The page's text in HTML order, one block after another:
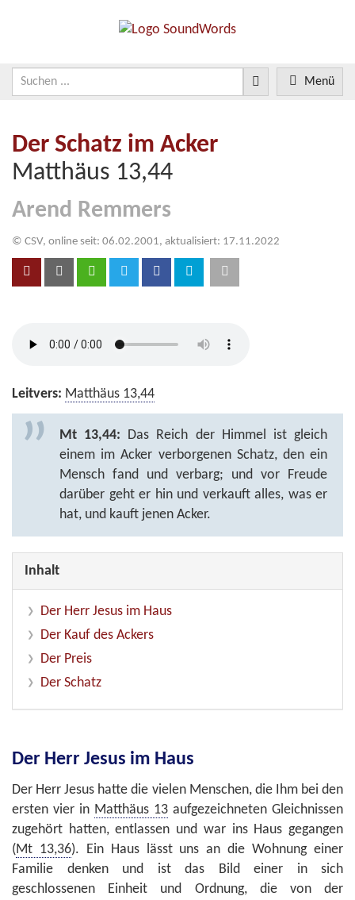
Menü
Der Schatz im Acker
Matthäus 13,44
Arend Remmers
© CSV, online seit: 06.02.2001, aktualisiert: 17.11.2022
Leitvers: Matthäus 13,44
Mt 13,44: Das Reich der Himmel ist gleich
einem im Acker verborgenen Schatz, den ein
Mensch fand und verbarg; und vor Freude
darüber geht er hin und verkauft alles, was er
hat, und kauft jenen Acker.
Inhalt
Der Herr Jesus im Haus
Der Kauf des Ackers
Der Preis
Der Schatz
Der Herr Jesus im Haus
Der Herr Jesus hatte die vielen Menschen, die Ihm bei den
ersten vier in Matthäus 13 aufgezeichneten Gleichnissen
zugehört hatten, entlassen und war ins Haus gegangen
(Mt 13,36). Ein Haus lässt uns an die Wohnung einer
Familie denken und ist das Bild einer in sich
geschlossenen Einheit und Ordnung, die von der